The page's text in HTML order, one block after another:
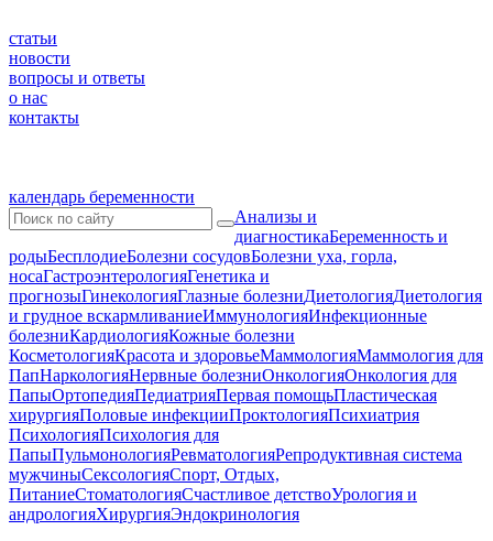
статьи
новости
вопросы и ответы
о нас
контакты
календарь беременности
Анализы и
диагностикаБеременность и
родыБесплодиеБолезни сосудовБолезни уха, горла,
носаГастроэнтерологияГенетика и
прогнозыГинекологияГлазные болезниДиетологияДиетология
и грудное вскармливаниеИммунологияИнфекционные
болезниКардиологияКожные болезни
КосметологияКрасота и здоровьеМаммологияМаммология для
ПапНаркологияНервные болезниОнкологияОнкология для
ПапыОртопедияПедиатрияПервая помощьПластическая
хирургияПоловые инфекцииПроктологияПсихиатрия
ПсихологияПсихология для
ПапыПульмонологияРевматологияРепродуктивная система
мужчиныСексологияСпорт, Отдых,
ПитаниеСтоматологияСчастливое детствоУрология и
андрологияХирургияЭндокринология